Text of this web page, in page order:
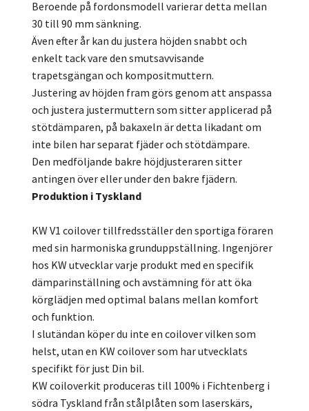
Beroende på fordonsmodell varierar detta mellan
30 till 90 mm sänkning.
Även efter år kan du justera höjden snabbt och
enkelt tack vare den smutsavvisande
trapetsgängan och kompositmuttern.
Justering av höjden fram görs genom att anspassa
och justera justermuttern som sitter applicerad på
stötdämparen, på bakaxeln är detta likadant om
inte bilen har separat fjäder och stötdämpare.
Den medföljande bakre höjdjusteraren sitter
antingen över eller under den bakre fjädern.
Produktion i Tyskland
KW V1 coilover tillfredsställer den sportiga föraren
med sin harmoniska grunduppställning. Ingenjörer
hos KW utvecklar varje produkt med en specifik
dämparinställning och avstämning för att öka
körglädjen med optimal balans mellan komfort
och funktion.
I slutändan köper du inte en coilover vilken som
helst, utan en KW coilover som har utvecklats
specifikt för just Din bil.
KW coiloverkit produceras till 100% i Fichtenberg i
södra Tyskland från stålplåten som laserskärs,